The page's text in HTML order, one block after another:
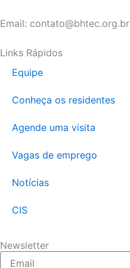
Email: contato@bhtec.org.br
Links Rápidos
Equipe
Conheça os residentes
Agende uma visita
Vagas de emprego
Notícias
CIS
Newsletter